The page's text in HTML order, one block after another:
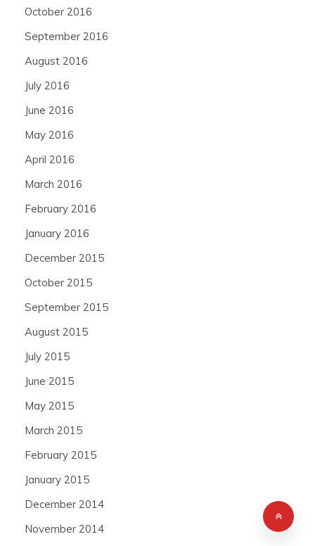
October 2016
September 2016
August 2016
July 2016
June 2016
May 2016
April 2016
March 2016
February 2016
January 2016
December 2015
October 2015
September 2015
August 2015
July 2015
June 2015
May 2015
March 2015
February 2015
January 2015
December 2014
November 2014